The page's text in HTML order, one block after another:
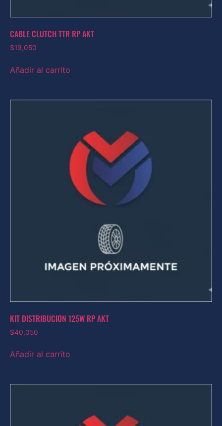
CABLE CLUTCH TTR RP AKT
$19,050
Añadir al carrito
KIT DISTRIBUCION 125W RP AKT
$40,050
Añadir al carrito